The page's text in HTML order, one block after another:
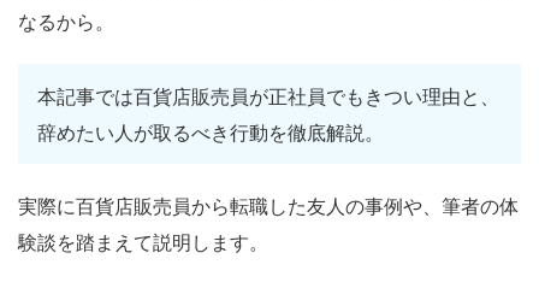
なるから。
本記事では百貨店販売員が正社員でもきつい理由と、
辞めたい人が取るべき行動を徹底解説。
実際に百貨店販売員から転職した友人の事例や、筆者の体
験談を踏まえて説明します。